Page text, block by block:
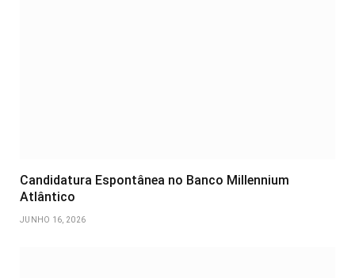
Candidatura Espontânea no Banco Millennium
Atlântico
JUNHO 16, 2026